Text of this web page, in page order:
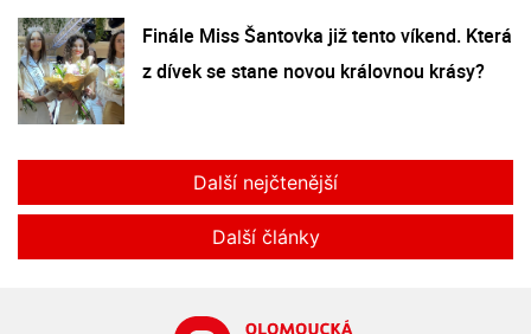
Finále Miss Šantovka již tento víkend. Která
z dívek se stane novou královnou krásy?
Další nejčtenější
Další články